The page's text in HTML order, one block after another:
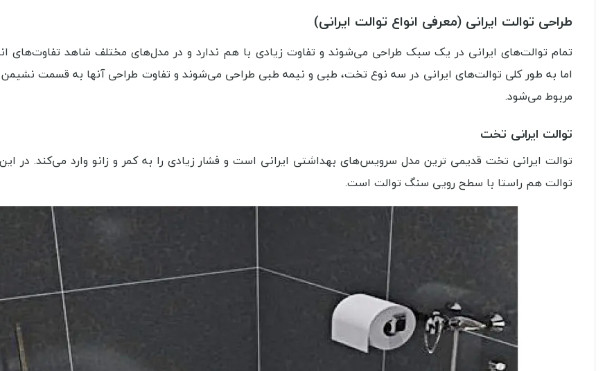
طراحی توالت ایرانی (معرفی انواع توالت ایرانی)
تمام توالت‌های ایرانی در یک سبک طراحی می‌شوند و تفاوت زیادی با هم ندارد و در مدل‌های مختلف شاهد تفاوت‌های
اما به طور کلی توالت‌های ایرانی در سه نوع تخت، طبی و نیمه طبی طراحی می‌شوند و تفاوت طراحی آنها به قسمت نشیمن
مربوط می‌شود.
توالت ایرانی تخت
توالت ایرانی تخت قدیمی ترین مدل سرویس‌های بهداشتی ایرانی است و فشار زیادی را به کمر و زانو وارد می‌کند. در
توالت هم راستا با سطح رویی سنگ توالت است.